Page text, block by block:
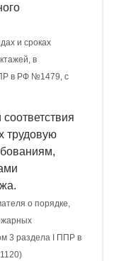
и сроках
в
в РФ №1479, с
трудовую
о порядке,
3 раздела I ППР в